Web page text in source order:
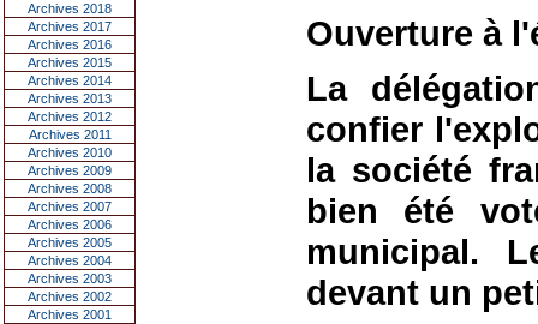
Archives 2018
Archives 2017
Archives 2016
Archives 2015
Archives 2014
Archives 2013
Archives 2012
Archives 2011
Archives 2010
Archives 2009
Archives 2008
Archives 2007
Archives 2006
Archives 2005
Archives 2004
Archives 2003
Archives 2002
Archives 2001
Ouverture à
La
confier
la société
bien été
municipal.
devant un